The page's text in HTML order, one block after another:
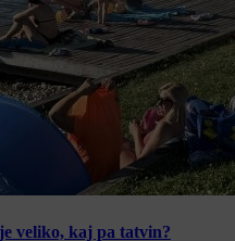
veliko, kaj pa tatvin?